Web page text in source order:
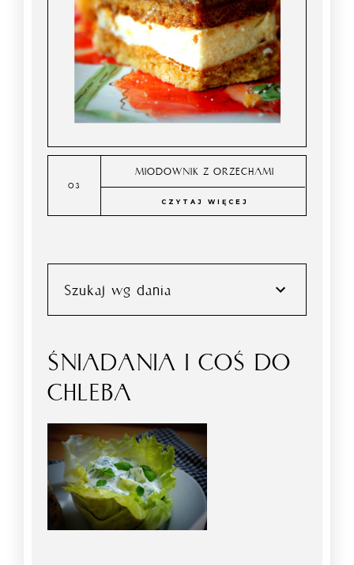
MIODOWNIK Z ORZECHAMI
CZYTAJ WIĘCEJ
Szukaj wg dania
ŚNIADANIA I COŚ DO
CHLEBA